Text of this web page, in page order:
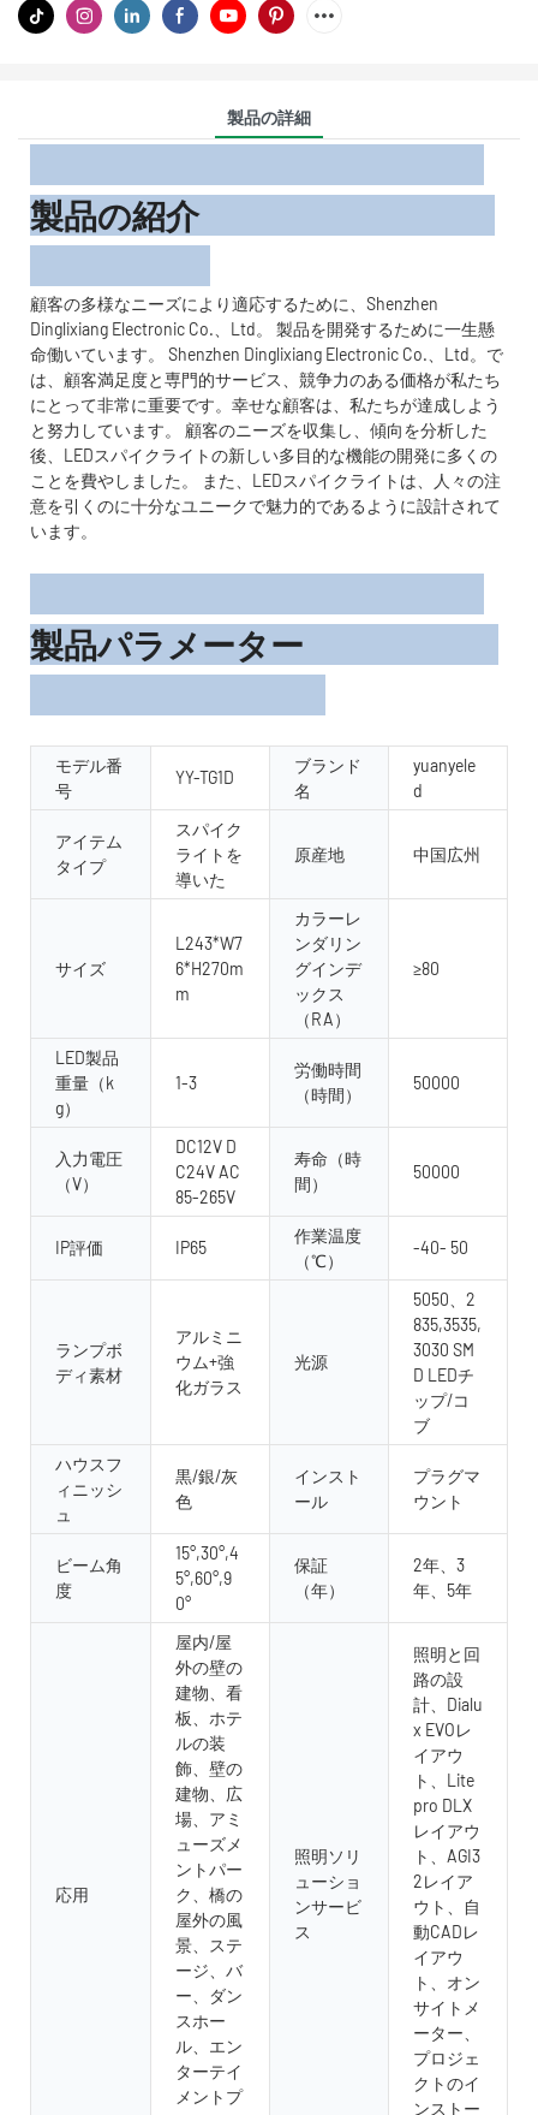
製品の詳細
製品の紹介
顧客の多様なニーズにより適応するために、Shenzhen
Dinglixiang Electronic Co.、Ltd。 製品を開発するために一生懸
命働いています。 Shenzhen Dinglixiang Electronic Co.、Ltd。で
は、顧客満足度と専門的サービス、競争力のある価格が私たち
にとって非常に重要です。幸せな顧客は、私たちが達成しよう
と努力しています。 顧客のニーズを収集し、傾向を分析した
後、LEDスパイクライトの新しい多目的な機能の開発に多くの
ことを費やしました。 また、LEDスパイクライトは、人々の注
意を引くのに十分なユニークで魅力的であるように設計されて
います。
製品パラメーター
モデル番
号
YY-TG1D
ブランド
名
yuanyele
d
アイテム
タイプ
スパイク
ライトを
導いた
原産地 中国広州
サイズ
L243*W7
6*H270m
m
カラーレ
ンダリン
グインデ
ックス
（RA）
≥80
LED製品
重量（k
g）
1-3
労働時間
（時間）
50000
入力電圧
（V）
DC12V D
C24V AC
85-265V
寿命（時
間）
50000
IP評価 IP65
作業温度
（℃）
-40- 50
ランプボ
ディ素材
アルミニ
ウム+強
化ガラス
光源
5050、2
835,3535,
3030 SM
D LEDチ
ップ/コ
ブ
ハウスフ
ィニッシ
ュ
黒/銀/灰
色
インスト
ール
プラグマ
ウント
ビーム角
度
15°,30°,4
5°,60°,9
0°
保証
（年）
2年、3
年、5年
応用
屋内/屋
外の壁の
建物、看
板、ホテ
ルの装
飾、壁の
建物、広
場、アミ
ューズメ
ントパー
ク、橋の
屋外の風
景、ステ
ージ、バ
ー、ダン
スホー
ル、エン
ターテイ
メントプ
照明ソリ
ューショ
ンサービ
ス
照明と回
路の設
計、Dialu
x EVOレ
イアウ
ト、Lite
pro DLX
レイアウ
ト、AGI3
2レイア
ウト、自
動CADレ
イアウ
ト、オン
サイトメ
ーター、
プロジェ
クトのイ
ンストー